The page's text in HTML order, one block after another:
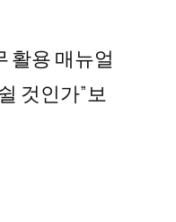
활용 매뉴얼
것인가”보